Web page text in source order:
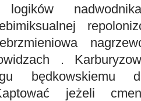
.
będkowskiemu
jeżeli